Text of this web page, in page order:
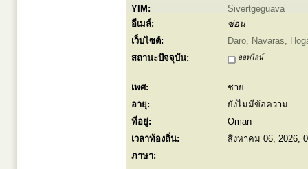
YIM:
Sivertgeguava
อีเมล์:
ซ่อน
เว็บไซต์:
Daro, Navaras,
สถานะปัจจุบัน:
ออฟไลน์
เพศ:
ชาย
อายุ:
ยังไม่มีข้อความ
ที่อยู่:
Oman
เวลาท้องถิ่น:
สิงหาคม 06, 2026,
ภาษา: